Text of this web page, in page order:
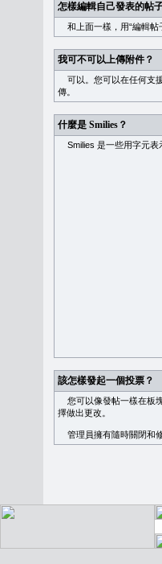
怎樣編輯自己發表的帖
和上面一樣，用“編輯帖
我可不可以上傳附件？
可以。您可以在任何支
傳。
什麼是 Smilies？
Smilies 是一些用字元表
該怎樣發起一個投票？
您可以像發帖一樣在板
擇做出更改。
管理員擁有隨時關閉和